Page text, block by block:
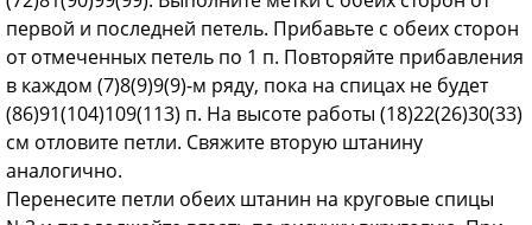
первой и послед­ней петель. Прибавьте с обеих сторон
от отмеченных петель по 1 п. Повторяйте при­бавления
в каждом (7)8(9)9(9)-м ряду, пока на спицах не будет
(86)91(104)109(113) п. На высоте работы (18)22(26)30(33)
см отловите петли. Свяжите вторую штанину
аналогично.
Перенесите петли обеих штанин на круговые спицы